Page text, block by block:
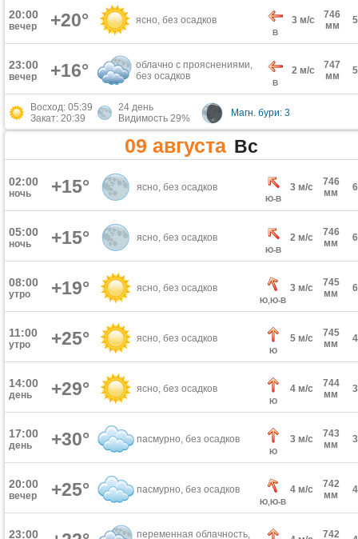
20:00
вечер +20° ясно, без осадков
В
3 м/с
746
мм
23:00
вечер +16°
облачно с прояснениями,
без осадков
В
2 м/с
747
мм
Восход: 05:39
Закат: 20:39
24 день
Видимость 29%
Магн. бури: 3
09 августа Вс
02:00
ночь +15° ясно, без осадков
Ю-В
3 м/с
746
мм
05:00
ночь +15° ясно, без осадков
Ю-В
2 м/с
746
мм
08:00
утро +19° ясно, без осадков
Ю,Ю-В
3 м/с
745
мм
11:00
утро +25° ясно, без осадков
Ю
5 м/с
745
мм
14:00
день +29° ясно, без осадков
Ю
4 м/с
744
мм
17:00
день +30° пасмурно, без осадков
Ю
3 м/с
743
мм
20:00
вечер +25° пасмурно, без осадков
Ю,Ю-В
4 м/с
742
мм
23:00 переменная облачность, 742